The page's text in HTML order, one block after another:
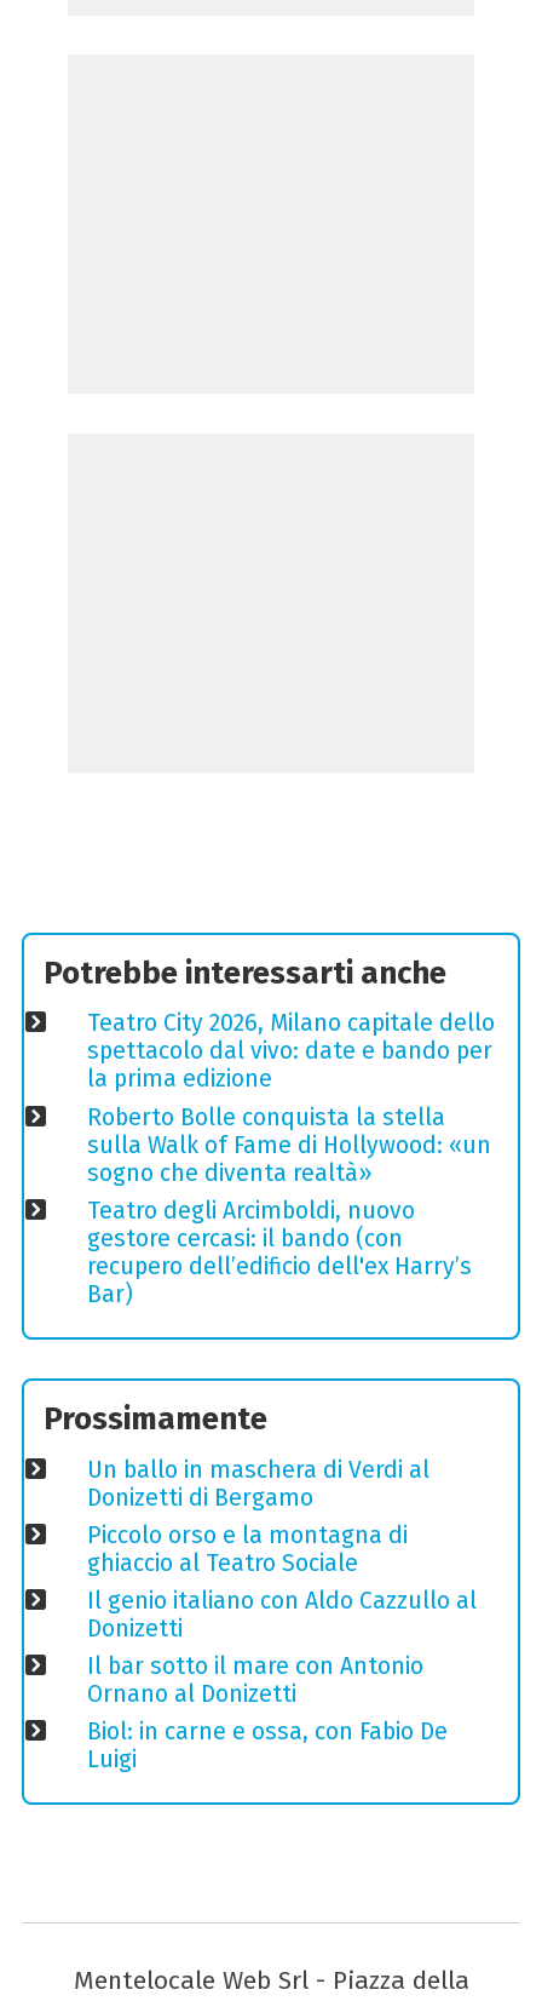
Potrebbe interessarti anche
Teatro City 2026, Milano capitale dello
spettacolo dal vivo: date e bando per
la prima edizione
Roberto Bolle conquista la stella
sulla Walk of Fame di Hollywood: «un
sogno che diventa realtà»
Teatro degli Arcimboldi, nuovo
gestore cercasi: il bando (con
recupero dell’edificio dell'ex Harry’s
Bar)
Prossimamente
Un ballo in maschera di Verdi al
Donizetti di Bergamo
Piccolo orso e la montagna di
ghiaccio al Teatro Sociale
Il genio italiano con Aldo Cazzullo al
Donizetti
Il bar sotto il mare con Antonio
Ornano al Donizetti
Biol: in carne e ossa, con Fabio De
Luigi
Mentelocale Web Srl - Piazza della